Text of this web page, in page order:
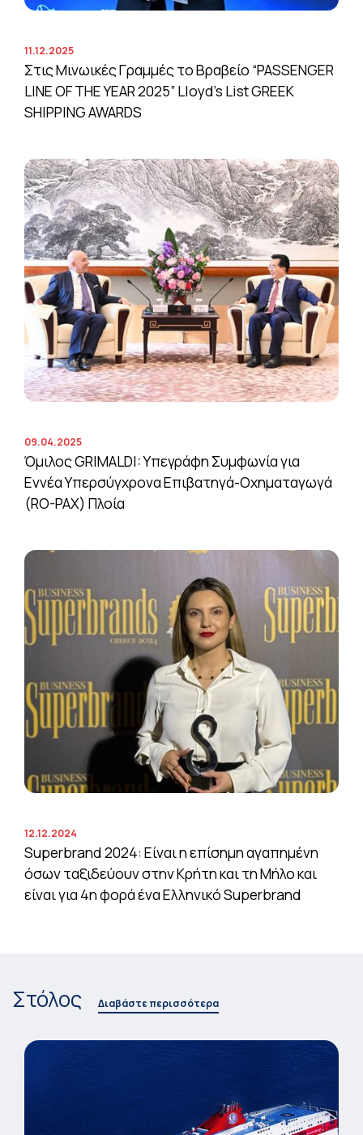
11.12.2025
Στις Μινωικές Γραμμές το Βραβείο “PASSENGER
LINE OF THE YEAR 2025” Lloyd’s List GREEK
SHIPPING AWARDS
09.04.2025
Όμιλος GRIMALDI: Υπεγράφη Συμφωνία για
Εννέα Υπερσύγχρονα Επιβατηγά-Οχηματαγωγά
(RO-PAX) Πλοία
12.12.2024
Superbrand 2024: Είναι η επίσημη αγαπημένη
όσων ταξιδεύουν στην Κρήτη και τη Μήλο και
είναι για 4η φορά ένα Ελληνικό Superbrand
Στόλος Διαβάστε περισσότερα